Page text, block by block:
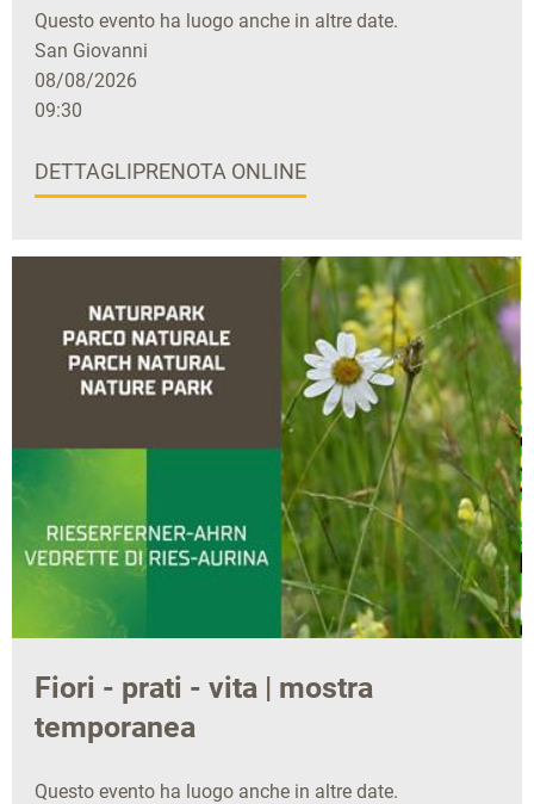
Questo evento ha luogo anche in altre date.
San Giovanni
08/08/2026
09:30
DETTAGLIPRENOTA ONLINE
Fiori - prati - vita | mostra
temporanea
Questo evento ha luogo anche in altre date.